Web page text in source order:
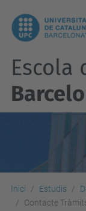
Escola
Inici Estudis
Contacte